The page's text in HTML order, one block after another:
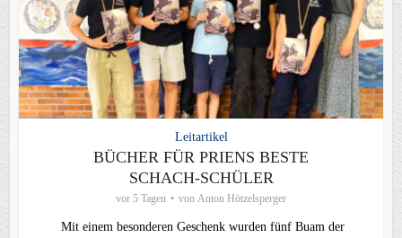
Leitartikel
BÜCHER FÜR PRIENS BESTE
SCHACH-SCHÜLER
vor 5 Tagen von Anton Hötzelsperger
Mit einem besonderen Geschenk wurden fünf Buam der